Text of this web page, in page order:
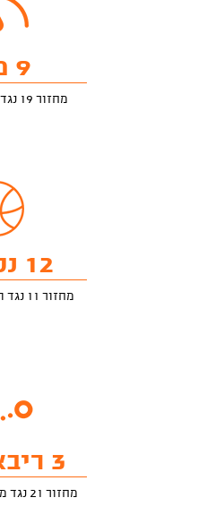
9 מדד
מחזור 19 נגד נס ציונה בבית
12 נקודות
מחזור 11 נגד הפועל י-ם בחוץ
3 ריבאונדים
מחזור 21 נגד מכבי רמת גן בחוץ